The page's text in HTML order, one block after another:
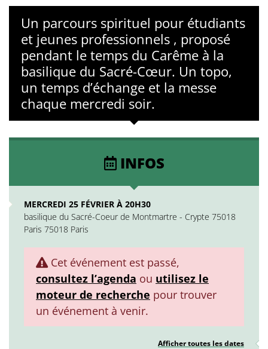
Un parcours spirituel pour étudiants
et jeunes professionnels , proposé
pendant le temps du Carême à la
basilique du Sacré-Cœur. Un topo,
un temps d’échange et la messe
chaque mercredi soir.
INFOS
MERCREDI 25 FÉVRIER À 20H30
basilique du Sacré-Coeur de Montmartre - Crypte 75018
Paris 75018 Paris
Cet événement est passé,
consultez l’agenda ou utilisez le
moteur de recherche pour trouver
un événement à venir.
Afficher toutes les dates